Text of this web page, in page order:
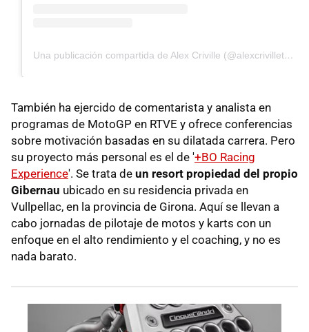
Una publicación compartida de Alex Criville (@alexcrivilletapias)
También ha ejercido de comentarista y analista en
programas de MotoGP en RTVE y ofrece conferencias
sobre motivación basadas en su dilatada carrera. Pero
su proyecto más personal es el de '+BO Racing
Experience'. Se trata de un resort propiedad del propio
Gibernau ubicado en su residencia privada en
Vullpellac, en la provincia de Girona. Aquí se llevan a
cabo jornadas de pilotaje de motos y karts con un
enfoque en el alto rendimiento y el coaching, y no es
nada barato.